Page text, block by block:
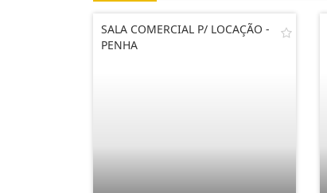
SALA COMERCIAL P/ LOCAÇÃO -
PENHA